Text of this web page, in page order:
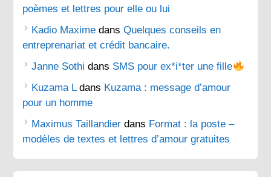
poèmes et lettres pour elle ou lui
Kadio Maxime dansQuelques conseils en
entreprenariat et crédit bancaire.
Janne Sothi dans SMS pour ex*i*ter une fille
Kuzama Ldans Kuzama : message d’amour
pour un homme
Maximus Taillandier dans Format : la poste –
modèles de textes et lettres d’amour gratuites